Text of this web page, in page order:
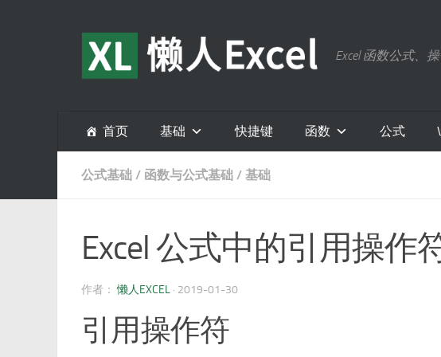
Excel 函数公式、
首页 基础 快捷键 函数 公式
公式基础 / 函数与公式基础 / 基础
Excel 公式中的引用操作
作者：懒人EXCEL · 2019-01-30
引用操作符